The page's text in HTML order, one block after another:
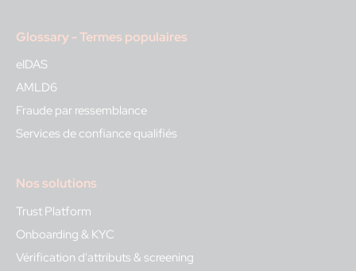
Glossary - Termes populaires
eIDAS
AMLD6
Fraude par ressemblance
Services de confiance qualifiés
Nos solutions
Trust Platform
Onboarding & KYC
Vérification d'attributs & screening